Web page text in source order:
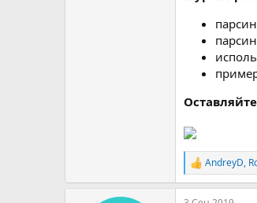
Р
е
а
AndreyD,